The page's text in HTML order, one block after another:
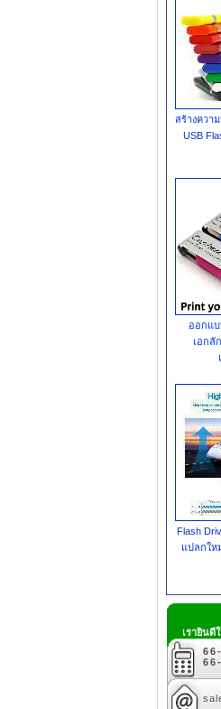
สร้างควา
USB
ออกแ
เอกลั
Flash
แปลกให
เรายินดี